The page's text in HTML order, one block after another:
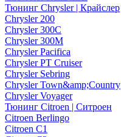
Тюнинг Chrysler | Крайслер
Chrysler 200
Chrysler 300C
Chrysler 300M
Chrysler Pacifica
Chrysler PT Cruiser
Chrysler Sebring
Chrysler Town&amp;Country
Chrysler Voyager
Тюнинг Citroen | Ситроен
Citroen Berlingo
Citroen C1